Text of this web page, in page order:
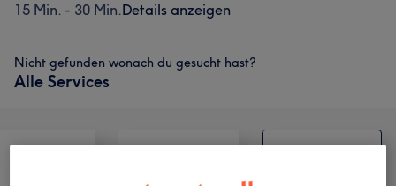
15 Min. - 30 Min.Details anzeigen
Nicht gefunden wonach du gesucht hast?
Alle Services